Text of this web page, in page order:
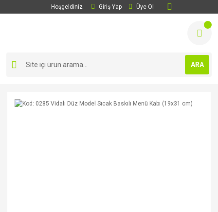
Hoşgeldiniz Giriş Yap Üye Ol
ARA